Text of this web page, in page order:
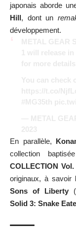
japonais aborde
Hill, dont un
développement.
En parallèle,
collection
COLLECTION Vol.
originaux, à savoir
Sons of Liberty
Solid 3: Snake